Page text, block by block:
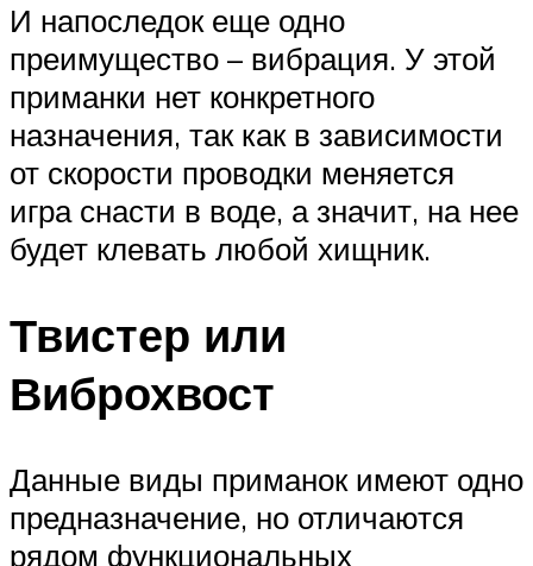
И напоследок еще одно
преимущество – вибрация. У этой
приманки нет конкретного
назначения, так как в зависимости
от скорости проводки меняется
игра снасти в воде, а значит, на нее
будет клевать любой хищник.
Твистер или
Виброхвост
Данные виды приманок имеют одно
предназначение, но отличаются
рядом функциональных